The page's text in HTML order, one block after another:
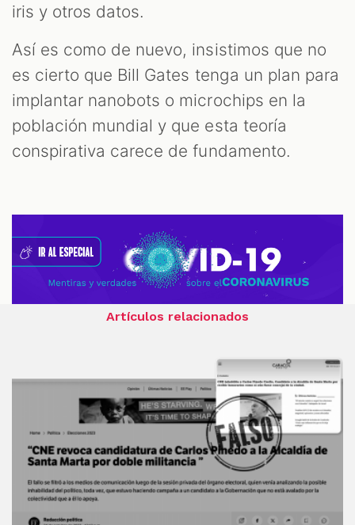
iris y otros datos.
Así es como de nuevo, insistimos que no
es cierto que Bill Gates tenga un plan para
implantar nanobots o microchips en la
población mundial y que esta teoría
conspirativa carece de fundamento.
Artículos relacionados